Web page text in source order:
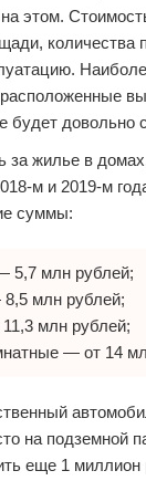
этом.
количества
будет довольно
за жилье в
м и 2019-м
суммы:
5,7 млн рублей;
млн рублей;
млн рублей;
— от 14
на подземной
еще 1 миллион